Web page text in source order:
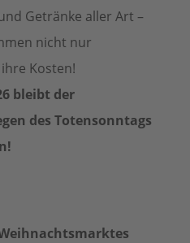
Getränke aller Art –
nicht nur
Kosten!
bleibt der
des Totensonntags